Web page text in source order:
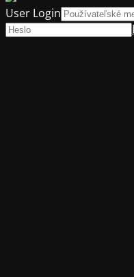
User Login